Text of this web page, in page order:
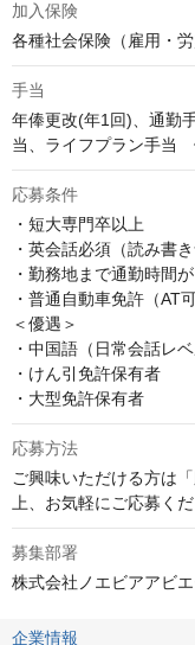
加入保険
各種社会保険（雇用・
手当
年俸更改(年1回)、通勤
当、ライフプラン手当
応募条件
・短大専門卒以上
・英会話必須（読み書き
・勤務地まで通勤時間
・普通自動車免許（AT可
＜優遇＞
・中国語（日常会話レベ
・けん引免許保有者
・大型免許保有者
応募方法
ご興味いただける方は
上、お気軽にご応募くだ
募集部署
株式会社ノエビアアビ
企業情報